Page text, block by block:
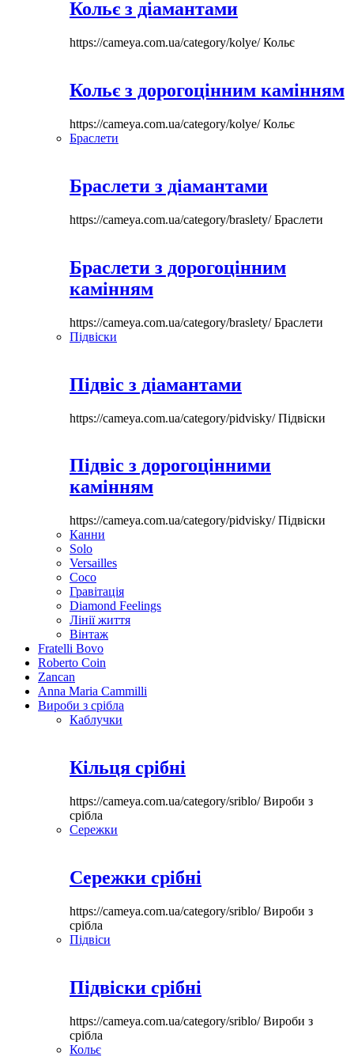
Кольє з діамантами
https://cameya.com.ua/category/kolye/Кольє
Кольє з дорогоцінним камінням
https://cameya.com.ua/category/kolye/Кольє
Браслети
Браслети з діамантами
https://cameya.com.ua/category/braslety/Браслети
Браслети з дорогоцінним
камінням
https://cameya.com.ua/category/braslety/Браслети
Підвіски
Підвіс з діамантами
https://cameya.com.ua/category/pidvisky/Підвіски
Підвіс з дорогоцінними
камінням
https://cameya.com.ua/category/pidvisky/Підвіски
Канни
Solo
Versailles
Coco
Гравітація
Diamond Feelings
Лінії життя
Вінтаж
Fratelli Bovo
Roberto Coin
Zancan
Anna Maria Cammilli
Вироби з срібла
Каблучки
Кільця срібні
https://cameya.com.ua/category/sriblo/Вироби з
срібла
Сережки
Сережки срібні
https://cameya.com.ua/category/sriblo/Вироби з
срібла
Підвіси
Підвіски срібні
https://cameya.com.ua/category/sriblo/Вироби з
срібла
Кольє